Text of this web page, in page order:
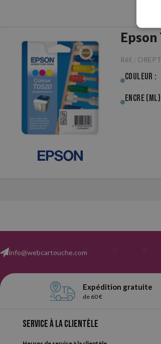
Réf. :
Couleur :
Encre
info@webcartouche.com
Expédition gratuite
de 60 €
Service à la clientèle